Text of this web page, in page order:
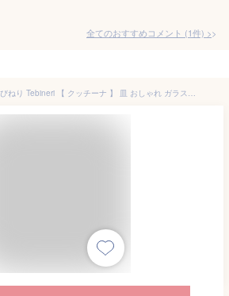
全てのおすすめコメント (1件) >
そうめん 鉢 深鉢 てびねり Tebineri 【 クッチーナ 】 皿 おしゃれ ガラス 器 ボウル ガラス 和食器 食器 夏 ガラス鉢 器 ボウル 素麺鉢 そうめん鉢 そうめん器 ガラス器 ガラス食器 おしゃれ 麺 冷麺 器 素麺 可愛い 夏 プレゼント 贈り物 新居祝い 夏のギフト